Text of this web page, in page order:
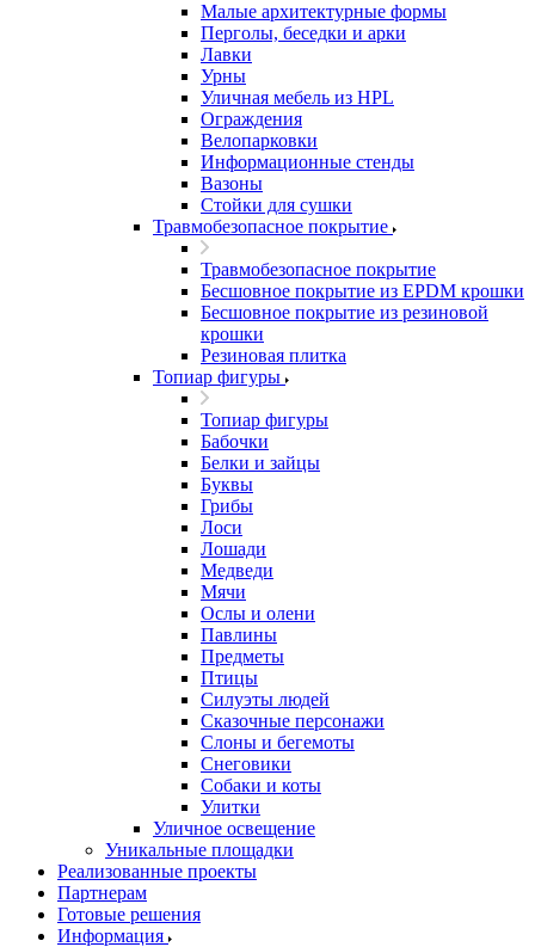
Малые архитектурные формы
Перголы, беседки и арки
Лавки
Урны
Уличная мебель из HPL
Ограждения
Велопарковки
Информационные стенды
Вазоны
Стойки для сушки
Травмобезопасное покрытие
Травмобезопасное покрытие
Бесшовное покрытие из EPDM крошки
Бесшовное покрытие из резиновой
крошки
Резиновая плитка
Топиар фигуры
Топиар фигуры
Бабочки
Белки и зайцы
Буквы
Грибы
Лоси
Лошади
Медведи
Мячи
Ослы и олени
Павлины
Предметы
Птицы
Силуэты людей
Сказочные персонажи
Слоны и бегемоты
Снеговики
Собаки и коты
Улитки
Уличное освещение
Уникальные площадки
Реализованные проекты
Партнерам
Готовые решения
Информация